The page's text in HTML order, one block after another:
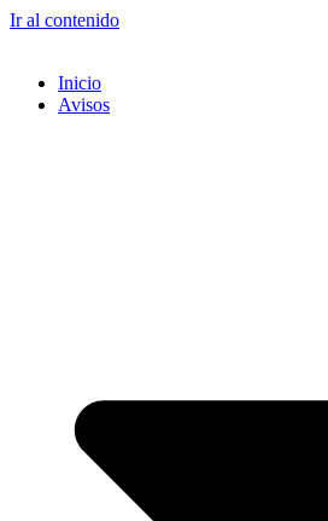
Ir al contenido
Inicio
Avisos